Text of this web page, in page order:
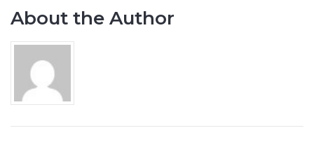
About the Author